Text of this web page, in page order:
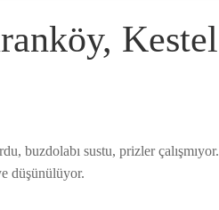
Kestel
buzdolabı sustu, prizler çalışmıyor.
düşünülüyor.